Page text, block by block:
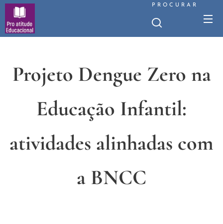
PROCURAR
Projeto Dengue Zero na
Educação Infantil:
atividades alinhadas com
a BNCC